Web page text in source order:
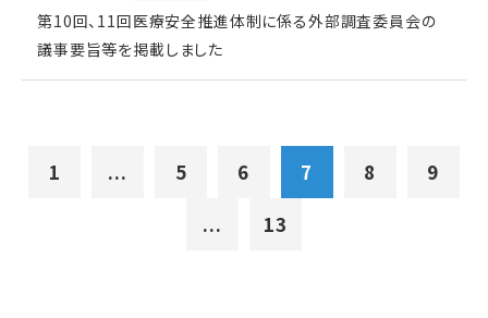
第10回、11回医療安全推進体制に係る外部調査委員会の
議事要旨等を掲載しました
1 ... 5 6 7 8
9
...
13